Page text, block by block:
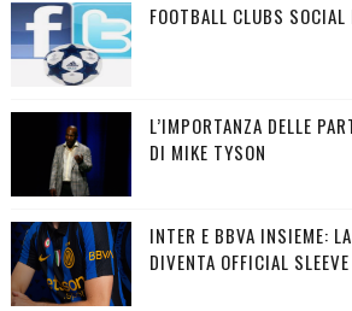
FOOTBALL CLUBS
L’IMPORTANZA DELLE
DI MIKE TYSON
INTER E BBVA INSIEME:
DIVENTA OFFICIAL